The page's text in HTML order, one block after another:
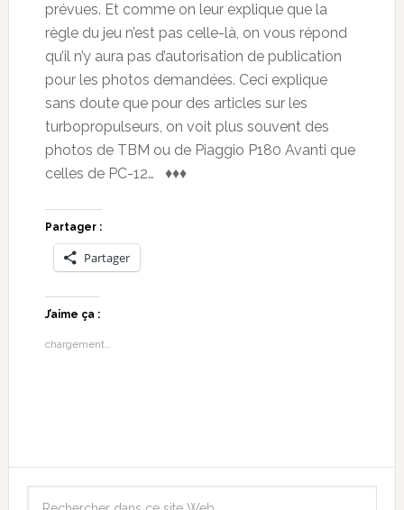
prévues. Et comme on leur explique que la
règle du jeu n’est pas celle-là, on vous répond
qu’il n’y aura pas d’autorisation de publication
pour les photos demandées. Ceci explique
sans doute que pour des articles sur les
turbopropulseurs, on voit plus souvent des
photos de TBM ou de Piaggio P180 Avanti que
celles de PC-12… ♦♦♦
Partager :
Partager
J’aime ça :
chargement…